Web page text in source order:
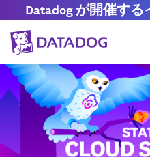
Datadog が開催す